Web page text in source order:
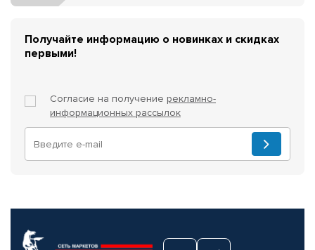
Получайте информацию о новинках и скидках
первыми!
Согласие на получение рекламно-
информационных рассылок